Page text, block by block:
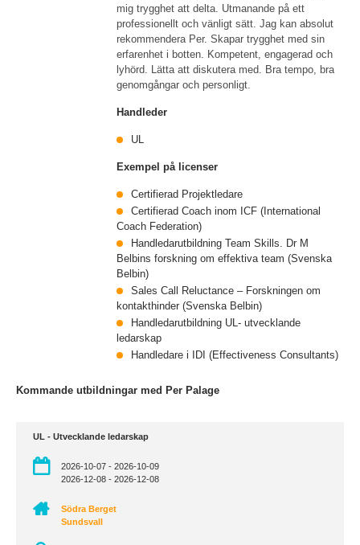
mig trygghet att delta. Utmanande på ett
professionellt och vänligt sätt. Jag kan absolut
rekommendera Per. Skapar trygghet med sin
erfarenhet i botten. Kompetent, engagerad och
lyhörd. Lätta att diskutera med. Bra tempo, bra
genomgångar och personligt.
Handleder
UL
Exempel på licenser
Certifierad Projektledare
Certifierad Coach inom ICF (International
Coach Federation)
Handledarutbildning Team Skills. Dr M
Belbins forskning om effektiva team (Svenska
Belbin)
Sales Call Reluctance – Forskningen om
kontakthinder (Svenska Belbin)
Handledarutbildning UL- utvecklande
ledarskap
Handledare i IDI (Effectiveness Consultants)
Kommande utbildningar med Per Palage
UL - Utvecklande ledarskap
2026-10-07 - 2026-10-09
2026-12-08 - 2026-12-08
Södra Berget
Sundsvall